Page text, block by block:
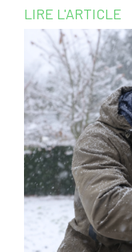
LIRE L'ARTICLE